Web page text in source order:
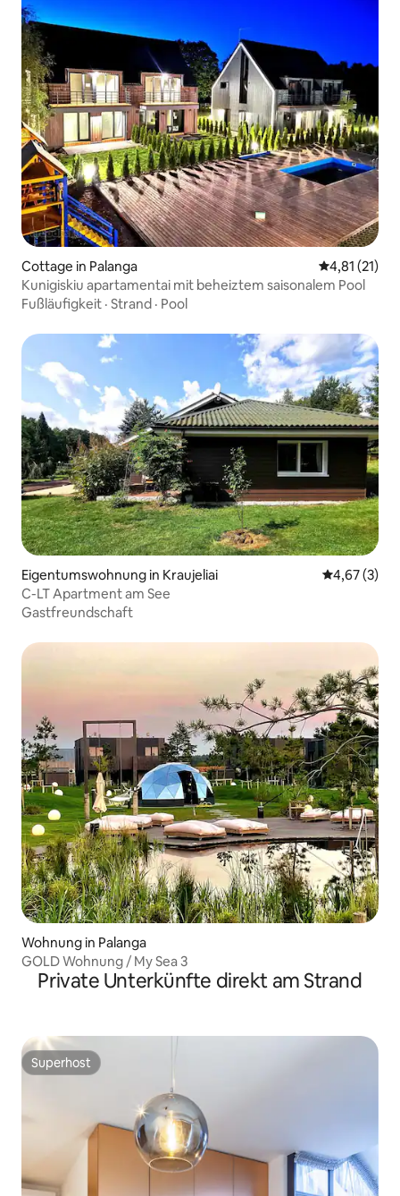
Cottage in Palanga
4,81 (21)
Kunigiskiu apartamentai mit beheiztem saisonalem Pool
Fußläufigkeit · Strand · Pool
Eigentumswohnung in Kraujeliai
4,67 (3)
C-LT Apartment am See
Gastfreundschaft
Wohnung in Palanga
GOLD Wohnung / My Sea 3
Private Unterkünfte direkt am Strand
Superhost
Superhost